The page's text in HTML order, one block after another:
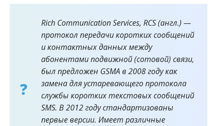
Rich Communication Services, RCS (англ.) —
протокол передачи коротких сообщений
и контактных данных между
абонентами подвижной (сотовой) связи,
был предложен GSMA в 2008 году как
замена для устаревающего протокола
службы коротких текстовых сообщений
SMS. В 2012 году стандартизованы
первые версии. Имеет различные